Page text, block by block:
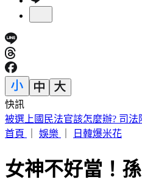
快訊
IU無預警召喚前男友 韓網替「
首頁
娛樂 日韓爆米花
女神不好當！